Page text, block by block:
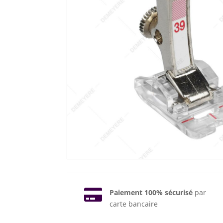
 Paiement 100% sécurisépar
carte bancaire